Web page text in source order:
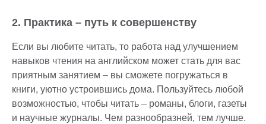
2. Практика – путь к совершенству
Если вы любите читать, то работа над улучшением
навыков чтения на английском может стать для вас
приятным занятием – вы сможете погружаться в
книги, уютно устроившись дома. Пользуйтесь любой
возможностью, чтобы читать – романы, блоги, газеты
и научные журналы. Чем разнообразней, тем лучше.